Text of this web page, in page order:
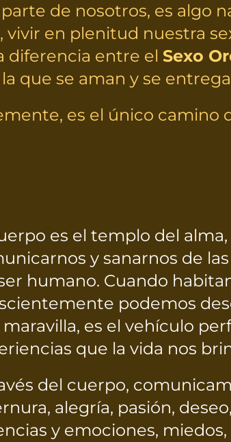
de nosotros, es algo
vivir en plenitud nuestra
diferencia entre el Sexo
que se aman y se
es el único camino
es el templo del
y sanarnos de
humano. Cuando
podemos
maravilla, es el vehículo
que la vida nos
del cuerpo,
alegría, pasión,
y emociones,